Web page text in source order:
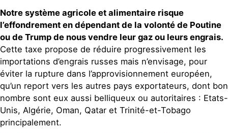
Notre système agricole et alimentaire risque
l’effondrement en dépendant de la volonté de Poutine
ou de Trump de nous vendre leur gaz ou leurs engrais.
Cette taxe propose de réduire progressivement les
importations d’engrais russes mais n’envisage, pour
éviter la rupture dans l’approvisionnement européen,
qu’un report vers les autres pays exportateurs, dont bon
nombre sont eux aussi belliqueux ou autoritaires : Etats-
Unis, Algérie, Oman, Qatar et Trinité-et-Tobago
principalement.